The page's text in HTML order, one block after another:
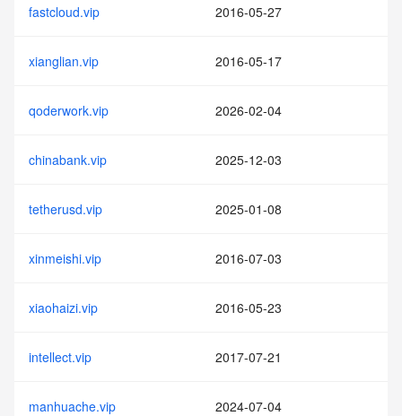
fastcloud.vip 2016-05-27
xianglian.vip 2016-05-17
qoderwork.vip 2026-02-04
chinabank.vip 2025-12-03
tetherusd.vip 2025-01-08
xinmeishi.vip 2016-07-03
xiaohaizi.vip 2016-05-23
intellect.vip 2017-07-21
manhuache.vip 2024-07-04